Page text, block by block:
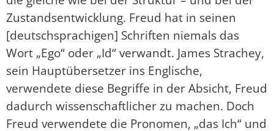
Zustandsentwicklung. Freud hat in seinen
[deutschsprachigen] Schriften niemals das
Wort „Ego“ oder „Id“ verwandt. James Strachey,
sein Hauptübersetzer ins Englische,
verwendete diese Begriffe in der Absicht, Freud
dadurch wissenschaftlicher zu machen. Doch
Freud verwendete die Pronomen, „das Ich“ und